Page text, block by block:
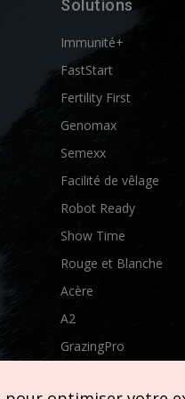
Solutions
Immunité+
FastStart
Fertility First
Genomax
Semexx
Facilité de vêlage
Robot Ready
Show Time
Rouge et Blanche
Acère
A2
GrazingPro